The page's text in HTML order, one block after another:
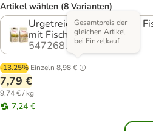
Artikel wählen (8 Varianten)
Urgetreide Mix: Huhn mit
mit Fisch
547268.24
-13.25% Einzeln 8,98 €
Gesamtpreis der
gleichen Artikel
bei Einzelkauf
7,79 €
9,74 € / kg
7,24 €